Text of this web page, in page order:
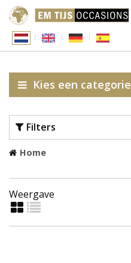
Kies een categorie
Filters
Home
Weergave